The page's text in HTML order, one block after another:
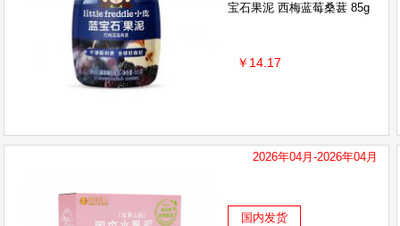
宝石果泥 西梅蓝莓桑葚 85g
￥14.17
2026年04月-2026年04月
国内发货